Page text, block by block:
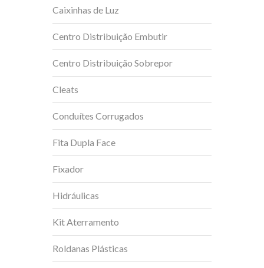
Caixinhas de Luz
Centro Distribuição Embutir
Centro Distribuição Sobrepor
Cleats
Conduítes Corrugados
Fita Dupla Face
Fixador
Hidráulicas
Kit Aterramento
Roldanas Plásticas